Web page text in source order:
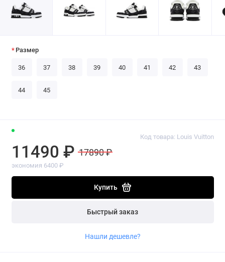
Код товара: Louis Vuitton
11490 ₽ 17890 ₽
экономия 6400 ₽
Купить
Быстрый заказ
Нашли дешевле?
Размер
36 37 38 39 40 41 42 43
44 45